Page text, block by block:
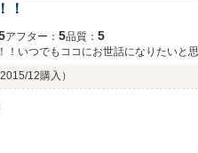
！
アフター： 5品質： 5
いつでもココにお世話になりたいと思
2015/12購入）